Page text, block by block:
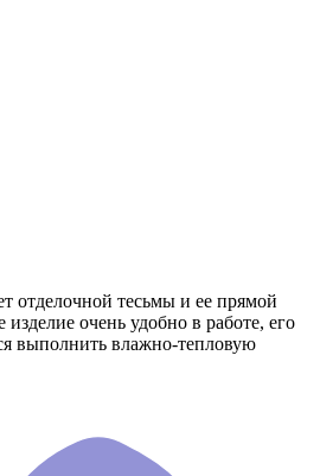
отделочной тесьмы и ее прямой
очень удобно в работе, его
выполнить влажно-тепловую